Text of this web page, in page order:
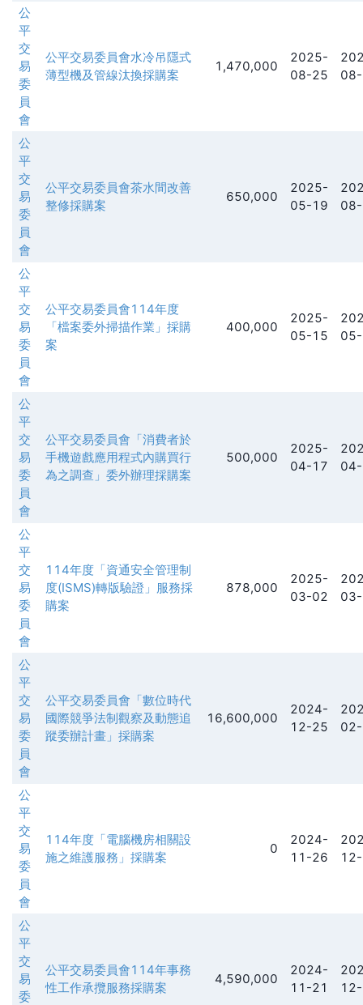
公
平
交
易
委
員
會
公平交易委員會水冷吊隱式
薄型機及管線汰換採購案
1,470,000
2025-
08-25
公
平
交
易
委
員
會
公平交易委員會茶水間改善
整修採購案
650,000
2025-
05-19
公
平
交
易
委
員
會
公平交易委員會114年度
「檔案委外掃描作業」採購
案
400,000
2025-
05-15
公
平
交
易
委
員
會
公平交易委員會「消費者於
手機遊戲應用程式內購買行
為之調查」委外辦理採購案
500,000
2025-
04-17
公
平
交
易
委
員
會
114年度「資通安全管理制
度(ISMS)轉版驗證」服務採
購案
878,000
2025-
03-02
公
平
交
易
委
員
會
公平交易委員會「數位時代
國際競爭法制觀察及動態追
蹤委辦計畫」採購案
16,600,000
2024-
12-25
公
平
交
易
委
員
會
114年度「電腦機房相關設
施之維護服務」採購案
0
2024-
11-26
公
平
交
易
委
公平交易委員會114年事務
性工作承攬服務採購案
4,590,000
2024-
11-21